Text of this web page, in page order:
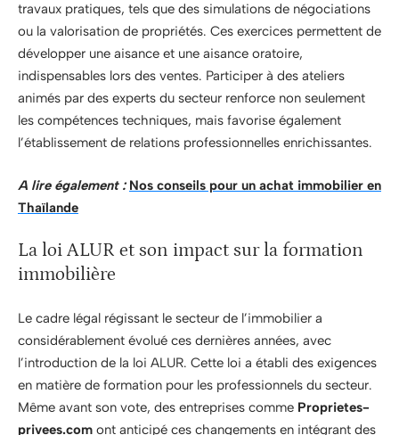
travaux pratiques, tels que des simulations de négociations
ou la valorisation de propriétés. Ces exercices permettent de
développer une aisance et une aisance oratoire,
indispensables lors des ventes. Participer à des ateliers
animés par des experts du secteur renforce non seulement
les compétences techniques, mais favorise également
l’établissement de relations professionnelles enrichissantes.
A lire également : Nos conseils pour un achat immobilier en
Thaïlande
La loi ALUR et son impact sur la formation
immobilière
Le cadre légal régissant le secteur de l’immobilier a
considérablement évolué ces dernières années, avec
l’introduction de la loi ALUR. Cette loi a établi des exigences
en matière de formation pour les professionnels du secteur.
Même avant son vote, des entreprises comme Proprietes-
privees.com ont anticipé ces changements en intégrant des